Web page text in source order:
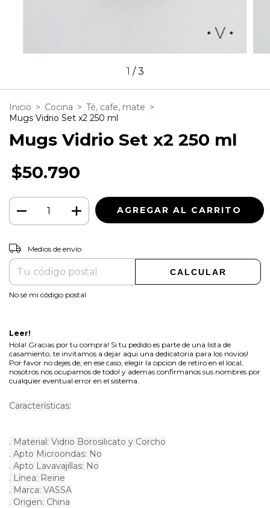
1 /3
Inicio > Cocina > Té, cafe, mate >
Mugs Vidrio Set x2 250 ml
Mugs Vidrio Set x2 250 ml
$50.790
Entregas para el CP:
Medios de envío
CALCULAR
No sé mi código postal
Leer!
Hola! Gracias por tu compra! Si tu pedido es parte de una lista de
casamiento, te invitamos a dejar aqui una dedicatoria para los novios!
Por favor no dejes de, en ese caso, elegir la opcion de retiro en el local,
nosotros nos ocupamos de todo! y ademas confirmanos sus nombres por
cualquier eventual error en el sistema.
Características:
. Material: Vidrio Borosilicato y Corcho
. Apto Microondas: No
. Apto Lavavajillas: No
. Línea: Reine
. Marca: VASSA
. Origen: China